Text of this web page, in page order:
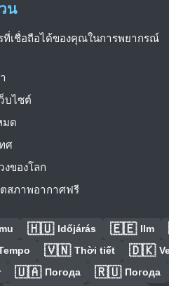
น
ที่เชื่อถือได้ของคุณในการพยากรณ์
บไซต์
มด
ศ
งของโลก
ตสภาพอากาศฟรี
🇭🇺 Időjárás 🇪🇪 Ilm
🇻🇳 Thời tiết 🇩🇰
🇺🇦 Погода 🇷🇺 Погода